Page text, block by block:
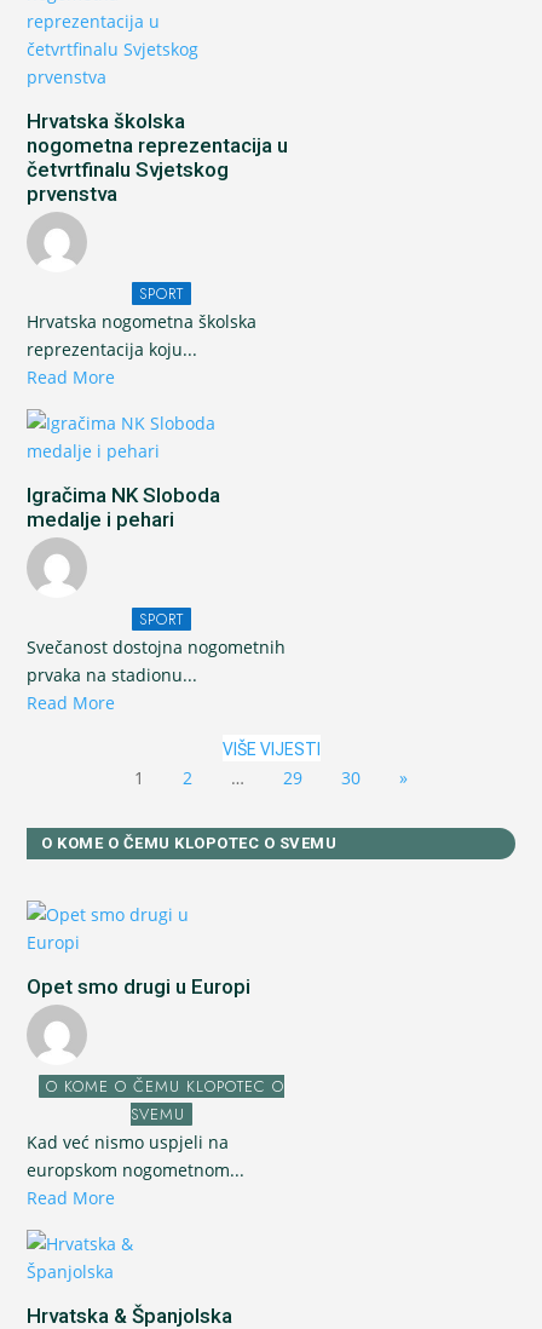
Hrvatska školska
nogometna reprezentacija u
četvrtfinalu Svjetskog
prvenstva
SPORT
Hrvatska nogometna školska
reprezentacija koju...
Read More
Igračima NK Sloboda
medalje i pehari
SPORT
Svečanost dostojna nogometnih
prvaka na stadionu...
Read More
VIŠE VIJESTI
1 2 … 29 30 »
O KOME O ČEMU KLOPOTEC O SVEMU
Opet smo drugi u Europi
O KOME O ČEMU KLOPOTEC O
SVEMU
Kad već nismo uspjeli na
europskom nogometnom...
Read More
Hrvatska & Španjolska